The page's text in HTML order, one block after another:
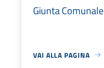
Giunta Comunale
VAI ALLA PAGINA